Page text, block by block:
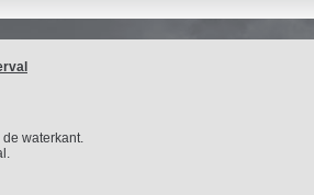
waterkant.